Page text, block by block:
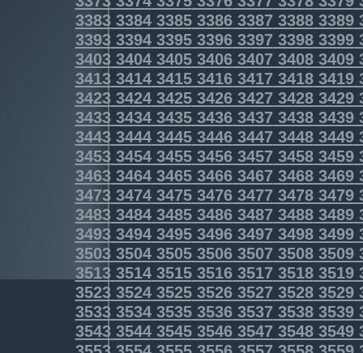
3383338433853386338733883389
3393339433953396339733983399
3403340434053406340734083409
3413341434153416341734183419
3423342434253426342734283429
3433343434353436343734383439
3443344434453446344734483449
3453345434553456345734583459
3463346434653466346734683469
3473347434753476347734783479
3483348434853486348734883489
3493349434953496349734983499
3503350435053506350735083509
3513351435153516351735183519
3523352435253526352735283529
3533353435353536353735383539
3543354435453546354735483549